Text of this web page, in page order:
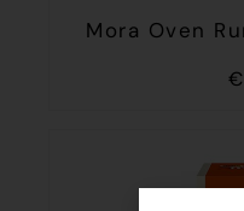
Mora Oven
€